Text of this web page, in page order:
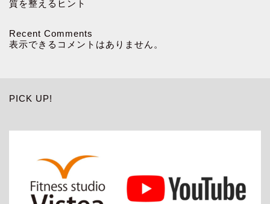
質を整えるヒント
Recent Comments
表示できるコメントはありません。
PICK UP!